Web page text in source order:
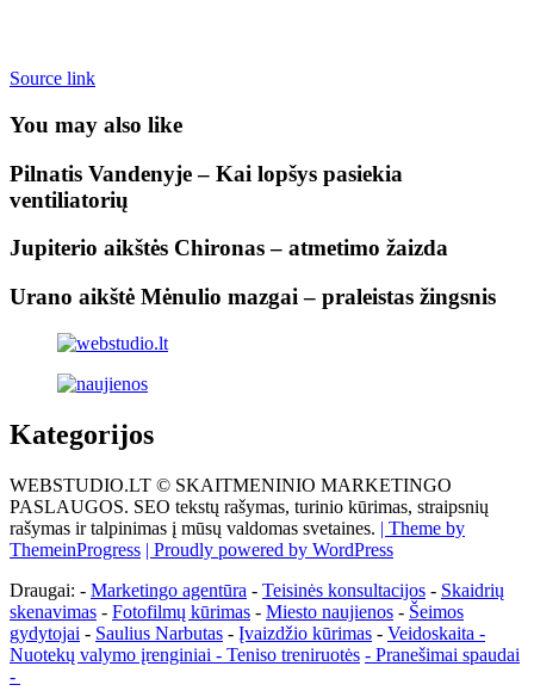
Source link
You may also like
Pilnatis Vandenyje – Kai lopšys pasiekia
ventiliatorių
Jupiterio aikštės Chironas – atmetimo žaizda
Urano aikštė Mėnulio mazgai – praleistas žingsnis
Kategorijos
WEBSTUDIO.LT © SKAITMENINIO MARKETINGO
PASLAUGOS. SEO tekstų rašymas, turinio kūrimas, straipsnių
rašymas ir talpinimas į mūsų valdomas svetaines. | Theme by
ThemeinProgress | Proudly powered by WordPress
Draugai: - Marketingo agentūra - Teisinės konsultacijos - Skaidrių
skenavimas - Fotofilmų kūrimas - Miesto naujienos - Šeimos
gydytojai - Saulius Narbutas - Įvaizdžio kūrimas - Veidoskaita -
Nuotekų valymo įrenginiai - Teniso treniruotės - Pranešimai spaudai
-